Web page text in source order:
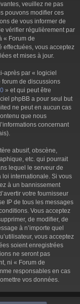
veuillez ne pas
pouvons modifier ces
de vous informer de
vérifier régulièrement par
« Forum de
effectuées, vous acceptez
et mises à jour.
après par « logiciel
de discussions
» et qui peut être
phpBB a pour seul but
ne peut en aucun cas
que nous
concernant
abusif, obscène,
etc. qui pourrait
lequel le serveur de
loi internationale. Si vous
à un bannissement
votre fournisseur
IP de tous les messages
Vous acceptez
de modifier, de
à n’importe quel
vous acceptez
soient enregistrées
ne seront pas
ni « Forum de
responsables en cas
vos données.